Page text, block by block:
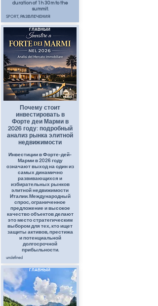
duration of 1h 30m to the
summit.
SPORT, РАЗВЛЕЧЕНИЯ
ГЛАВНЫЙ
февр.
2
Почему стоит
инвестировать в
Форте деи Марми в
2026 году: подробный
анализ рынка элитной
недвижимости
Инвестиции в Форте-дей-
Марми в 2026 году
означают выход на один из
самых динамично
развивающихся и
избирательных рынков
элитной недвижимости
Италии. Международный
спрос, ограниченное
предложение и высокое
качество объектов делают
это место стратегическим
выбором для тех, кто ищет
защиты активов, престижа
и потенциальной
долгосрочной
прибыльности.
undefined
ГЛАВНЫЙ